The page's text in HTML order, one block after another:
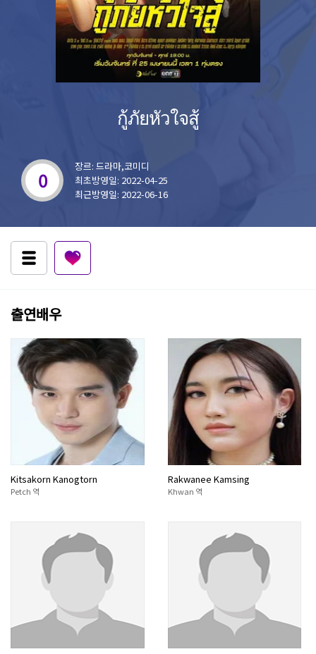
กู้ภัยหัวใจสู้
0
장르: 드라마,코미디
최초방영일: 2022-04-25
최근방영일: 2022-06-16
출연배우
Kitsakorn Kanogtorn
Petch 역
Rakwanee Kamsing
Khwan 역